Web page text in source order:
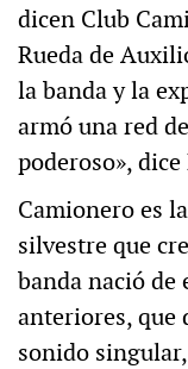
dicen Club
Rueda de
la banda y la
armó una red
poderoso», dice
Camionero es
silvestre que
banda nació de
anteriores, que
sonido